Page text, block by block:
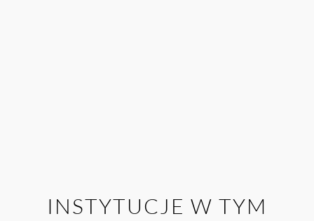
INSTYTUCJE W TYM